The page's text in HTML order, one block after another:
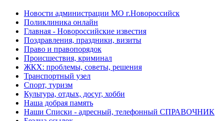
Новости администрации МО г.Новороссийск
Поликлиника онлайн
Главная - Новороссийские известия
Поздравления, праздники, визиты
Право и правопорядок
Происшествия, криминал
ЖКХ: проблемы, советы, решения
Транспортный узел
Спорт, туризм
Культура, отдых, досуг, хобби
Наша добрая память
Наши Списки - адресный, телефонный СПРАВОЧНИК